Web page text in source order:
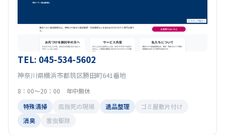
TEL: 045-534-5602
神奈川県横浜市都筑区勝田町641番地
8：00～20：00 年中無休
特殊清掃
孤独死の現場 遺品整理
ゴミ屋敷片付け
消臭
害虫駆除